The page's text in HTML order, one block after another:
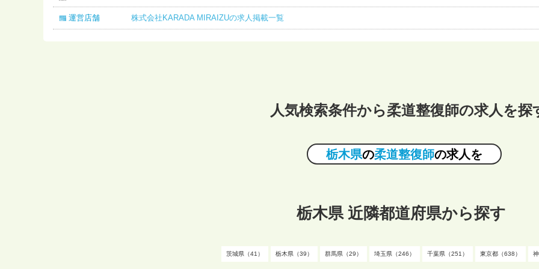
運営店舗 株式会社KARADA MIRAIZUの求人掲載一覧
人気検索条件から柔道整復師の求人を探
栃木県の柔道整復師の求人を
栃木県 近隣都道府県から探す
茨城県（41） 栃木県（39） 群馬県（29） 埼玉県（246） 千葉県（251） 東京都（638）